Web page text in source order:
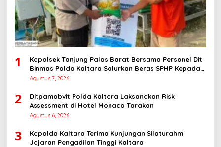
1
Kapolsek Tanjung Palas Barat Bersama Personel Dit
Binmas Polda Kaltara Salurkan Beras SPHP Kepada
Masyarakat
Agustus 7, 2026
2
Ditpamobvit Polda Kaltara Laksanakan Risk
Assessment di Hotel Monaco Tarakan
Agustus 6, 2026
3
Kapolda Kaltara Terima Kunjungan Silaturahmi
Jajaran Pengadilan Tinggi Kaltara